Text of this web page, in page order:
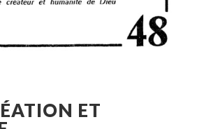
ET